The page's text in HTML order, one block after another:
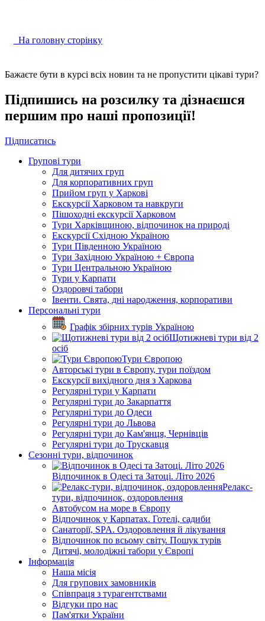
На головну сторінку
Бажаєте бути в курсі всіх новин та не пропустити цікаві тури?
Підпишись на розсилку та дізнаєшся
першим про наші пропозиції!
Підписатись
Групові тури
Для дитячих груп
Для корпоративних груп
Прийом груп у Харкові
Екскурсії Харковом та навкруги
Пішоходні екскурсії Харковом
Тури Харківщиною, відпочинок на природі
Екскурсії Східною Україною
Тури Південною Україною
Тури Західною Україною + Європа
Тури Центральною Україною
Тури у Карпати
Оздоровчі табори
Івенти. Свята, дні народження, корпоративи
Персональні тури
Графік збірних турів Україною
Щотижневі тури від 2
осіб
Тури Європою
Авторські тури в Європу, тури поїздом
Екскурсії вихідного дня з Харкова
Регулярні тури у Карпати
Регулярні тури до Закарпаття
Регулярні тури до Одеси
Регулярні тури до Львова
Регулярні тури до Кам'янця, Чернівців
Регулярні тури до Трускавця
Сезонні тури, відпочинок
Відпочинок в Одесі та Затоці. Літо 2026
Релакс-
тури, відпочинок, оздоровлення
Автобусом на море в Європу
Відпочинок у Карпатах. Готелі, садиби
Санаторії, SPA. Оздоровлення й лікування
Відпочинок по всьому світу. Пошук турів
Дитячі, молодіжні табори у Європі
Інформація
Наша місія
Для групових замовників
Співпраця з турагентствами
Відгуки про нас
Пам'ятки України